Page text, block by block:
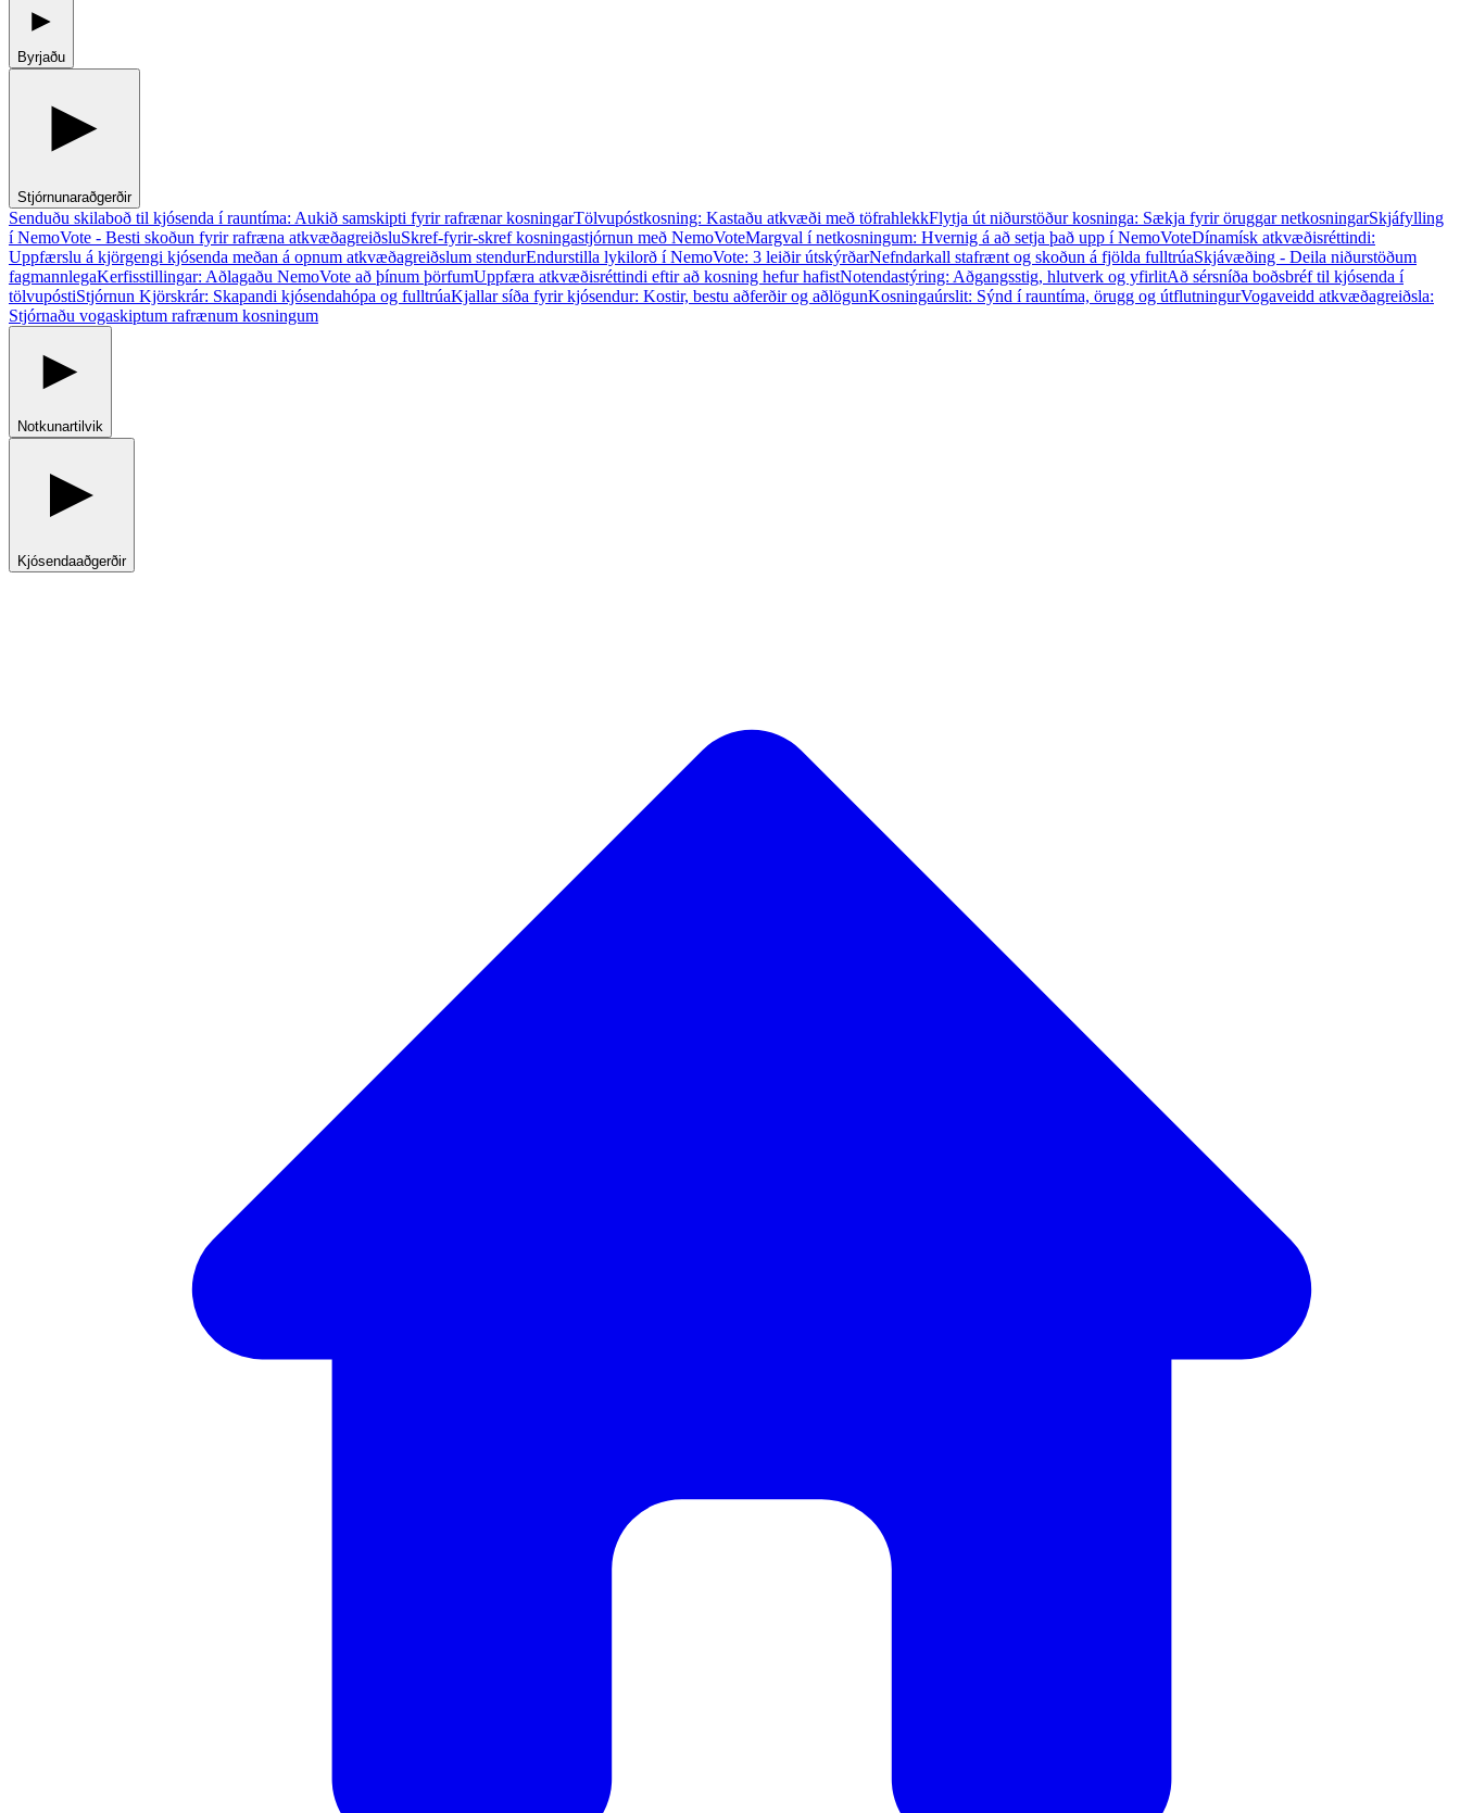
Byrjaðu
Stjórnunaraðgerðir
Senduðu skilaboð til kjósenda í rauntíma: Aukið samskipti fyrir rafrænar kosningarTölvupóstkosning: Kastaðu atkvæði með töfrahlekkFlytja út niðurstöður kosninga: Sækja fyrir öruggar netkosningarSkjáfylling
í NemoVote - Besti skoðun fyrir rafræna atkvæðagreiðsluSkref-fyrir-skref kosningastjórnun með NemoVoteMargval í netkosningum: Hvernig á að setja það upp í NemoVoteDínamísk atkvæðisréttindi:
Uppfærslu á kjörgengi kjósenda meðan á opnum atkvæðagreiðslum stendurEndurstilla lykilorð í NemoVote: 3 leiðir útskýrðarNefndarkall stafrænt og skoðun á fjölda fulltrúaSkjávæðing - Deila niðurstöðum
fagmannlegaKerfisstillingar: Aðlagaðu NemoVote að þínum þörfumUppfæra atkvæðisréttindi eftir að kosning hefur hafistNotendastýring: Aðgangsstig, hlutverk og yfirlitAð sérsníða boðsbréf til kjósenda í
tölvupóstiStjórnun Kjörskrár: Skapandi kjósendahópa og fulltrúaKjallar síða fyrir kjósendur: Kostir, bestu aðferðir og aðlögunKosningaúrslit: Sýnd í rauntíma, örugg og útflutningurVogaveidd atkvæðagreiðsla:
Stjórnaðu vogaskiptum rafrænum kosningum
Notkunartilvik
Kjósendaaðgerðir